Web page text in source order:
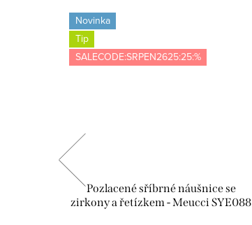
Novinka
Tip
SALECODE:SRPEN2625:25:%
Pozlacené sříbrné náušnice se
zirkony a řetízkem - Meucci SYE088